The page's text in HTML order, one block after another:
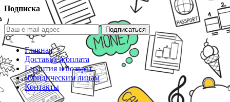
Подписка
Подписаться
Главная
Доставка и оплата
Гарантия и возврат
Юридическим лицам
Контакты